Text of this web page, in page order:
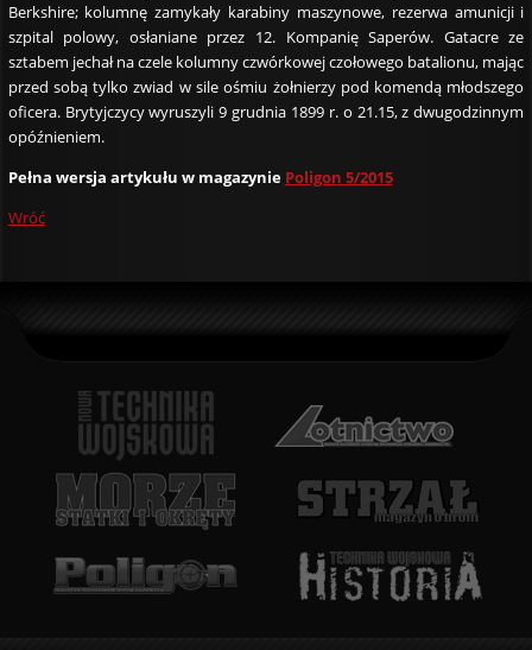
Berkshire; kolumnę zamykały karabiny maszynowe, rezerwa amunicji i
szpital polowy, osłaniane przez 12. Kompanię Saperów. Gatacre ze
sztabem jechał na czele kolumny czwórkowej czołowego batalionu, mając
przed sobą tylko zwiad w sile ośmiu żołnierzy pod komendą młodszego
oficera. Brytyjczycy wyruszyli 9 grudnia 1899 r. o 21.15, z dwugodzinnym
opóźnieniem.
Pełna wersja artykułu w magazynie Poligon 5/2015
Wróć